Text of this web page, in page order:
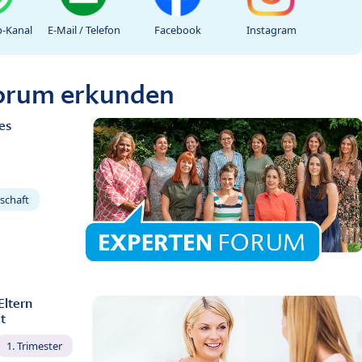
Kanal E-Mail / Telefon Facebook Instagram
erkunden
1. Trimester